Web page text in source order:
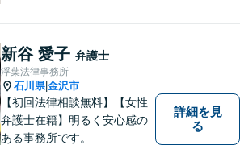
す。悩んでいる人は、一度弁
護士に話を聞いてもらうこと
でトラブル解決のきっかけを
つかむことができるかもしれ
ません。
新谷 愛子 弁護士
浮葉法律事務所
石川県|金沢市
【初回法律相談無料】【女性
弁護士在籍】明るく安心感の
ある事務所です。
詳細を見
る